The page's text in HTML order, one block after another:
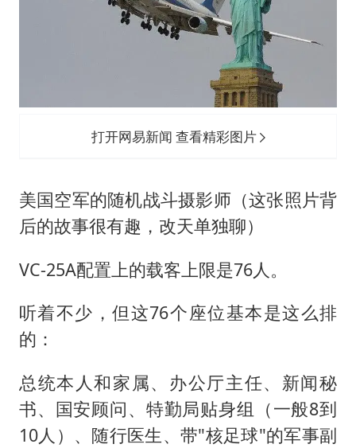
打开网易新闻 查看精彩图片
美国空军的随机战斗摄影师（这张照片背
后的故事很有趣，改天单独聊）
VC-25A配置上的载客上限是76人。
听着不少，但这76个座位基本是这么排
的：
总统本人和家属、办公厅主任、新闻秘
书、国安顾问、特勤局贴身组（一般8到
10人）、随行医生、带"核足球"的军事副